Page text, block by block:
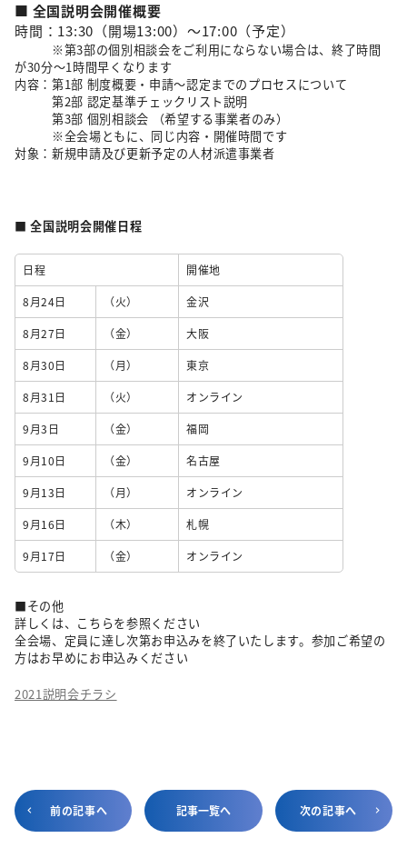
■ 全国説明会開催概要
時間：13:30（開場13:00）～17:00（予定）
※第3部の個別相談会をご利用にならない場合は、終了時間
が30分～1時間早くなります
内容：第1部 制度概要・申請～認定までのプロセスについて
第2部 認定基準チェックリスト説明
第3部 個別相談会 （希望する事業者のみ）
※全会場ともに、同じ内容・開催時間です
対象：新規申請及び更新予定の人材派遣事業者
■ 全国説明会開催日程
日程 開催地
8月24日 （火） 金沢
8月27日 （金） 大阪
8月30日 （月） 東京
8月31日 （火） オンライン
9月3日 （金） 福岡
9月10日 （金） 名古屋
9月13日 （月） オンライン
9月16日 （木） 札幌
9月17日 （金） オンライン
■その他
詳しくは、こちらを参照ください
全会場、定員に達し次第お申込みを終了いたします。参加ご希望の
方はお早めにお申込みください
2021説明会チラシ
前の記事へ 記事一覧へ 次の記事へ